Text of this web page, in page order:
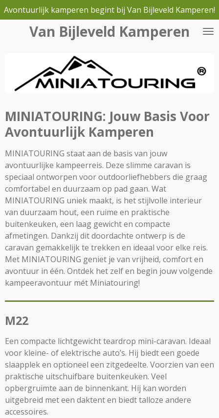
Ga
direct
Van Bijleveld Kamperen
Avontuurlijk kamperen begint bij Van Bijleveld Kamperen!
MINIATOURING: Jouw Basis Voor
Avontuurlijk Kamperen
MINIATOURING staat aan de basis van jouw
avontuurlijke kampeerreis. Deze slimme caravan is
speciaal ontworpen voor outdoorliefhebbers die graag
comfortabel en duurzaam op pad gaan. Wat
MINIATOURING uniek maakt, is het stijlvolle interieur
van duurzaam hout, een ruime en praktische
buitenkeuken, een laag gewicht en compacte
afmetingen. Dankzij dit doordachte ontwerp is de
caravan gemakkelijk te trekken en ideaal voor elke reis.
Met MINIATOURING geniet je van vrijheid, comfort en
avontuur in één. Ontdek het zelf en begin jouw volgende
kampeeravontuur mét Miniatouring!
M22
Een compacte lichtgewicht teardrop mini-caravan. Ideaal
voor kleine- of elektrische auto’s. Hij biedt een goede
slaapplek en optioneel een zitgedeelte. Voorzien van een
praktische uitschuifbare buitenkeuken. Veel
opbergruimte aan de binnenkant. Hij kan worden
uitgebreid met een daktent en biedt talloze andere
accessoires.